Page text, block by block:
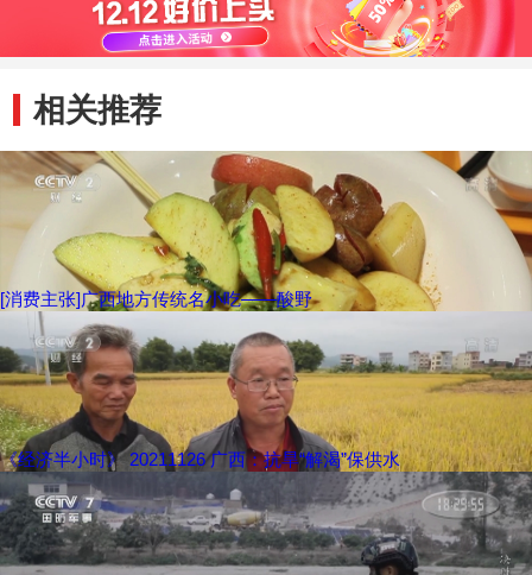
相关推荐
[消费主张]广西地方传统名小吃——酸野
《经济半小时》 20211126 广西：抗旱“解渴”保供水